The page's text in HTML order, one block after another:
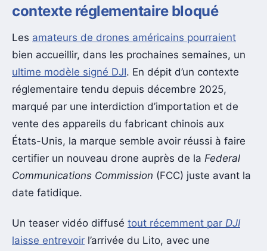
contexte réglementaire bloqué
Les amateurs de drones américains pourraient
bien accueillir, dans les prochaines semaines, un
ultime modèle signé DJI. En dépit d’un contexte
réglementaire tendu depuis décembre 2025,
marqué par une interdiction d’importation et de
vente des appareils du fabricant chinois aux
États-Unis, la marque semble avoir réussi à faire
certifier un nouveau drone auprès de la Federal
Communications Commission (FCC) juste avant la
date fatidique.
Un teaser vidéo diffusé tout récemment par DJI
laisse entrevoir l’arrivée du Lito, avec une